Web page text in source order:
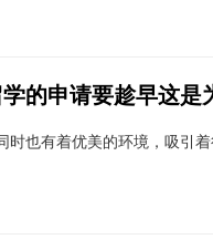
的申请要趁早这是
时也有着优美的环境，吸引